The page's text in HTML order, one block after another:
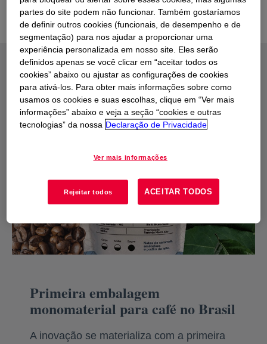
Inovação e
colaboração
Primeira embalagem
monomaterial para café no Brasil
A inovação se materializa com a primeira
partes do site podem não funcionar. Também gostaríamos
de definir outros cookies (funcionais, de desempenho e de
segmentação) para nos ajudar a proporcionar uma
experiência personalizada em nosso site. Eles serão
definidos apenas se você clicar em “aceitar todos os
cookies” abaixo ou ajustar as configurações de cookies
para ativá-los. Para obter mais informações sobre como
usamos os cookies e suas escolhas, clique em “Ver mais
informações” abaixo e veja a seção “cookies e outras
tecnologias” da nossa Declaração de Privacidade
Ver mais informações
Rejeitar todos ACEITAR TODOS